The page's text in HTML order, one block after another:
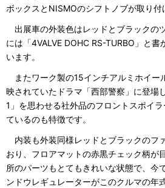
ボックスとNISMOのシフトノブが取り付
出展車の外装色はレッドとブラックの
には「4VALVE DOHC RS-TURBO」と
います。
またワーク製の15インチアルミホイー
映されていたドラマ「西部警察」に登場
1」を思わせる社外品のフロントスポイ
ているのも特徴です。
内装も外装同様レッドとブラックのフ
おり、フロアマットの赤黒チェック柄が
所のパーツもとてもきれいな状態で、今
ンドウレギュレーターがこのクルマの年